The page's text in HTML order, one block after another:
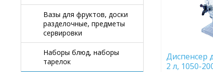
Вазы для фруктов, доски
разделочные, предметы
сервировки
Наборы блюд, наборы
тарелок
Диспенсер
2 л, 1050-